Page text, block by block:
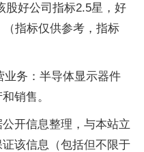
股好公司指标2.5星，好
指标仅供参考，指标
业务：半导体显示器件
销售。
开信息整理，与本站立
该信息（包括但不限于